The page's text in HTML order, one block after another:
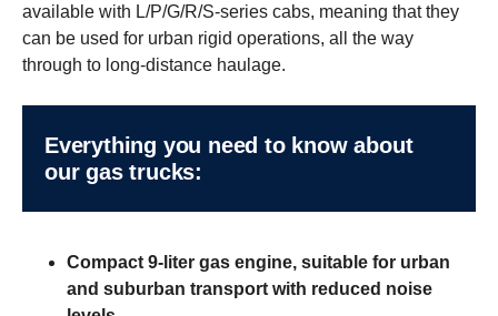
available with L/P/G/R/S-series cabs, meaning that they
can be used for urban rigid operations, all the way
through to long-distance haulage.
Every­thing you need to know about
our gas trucks:
Compact 9-liter gas engine, suitable for urban
and suburban transport with reduced noise